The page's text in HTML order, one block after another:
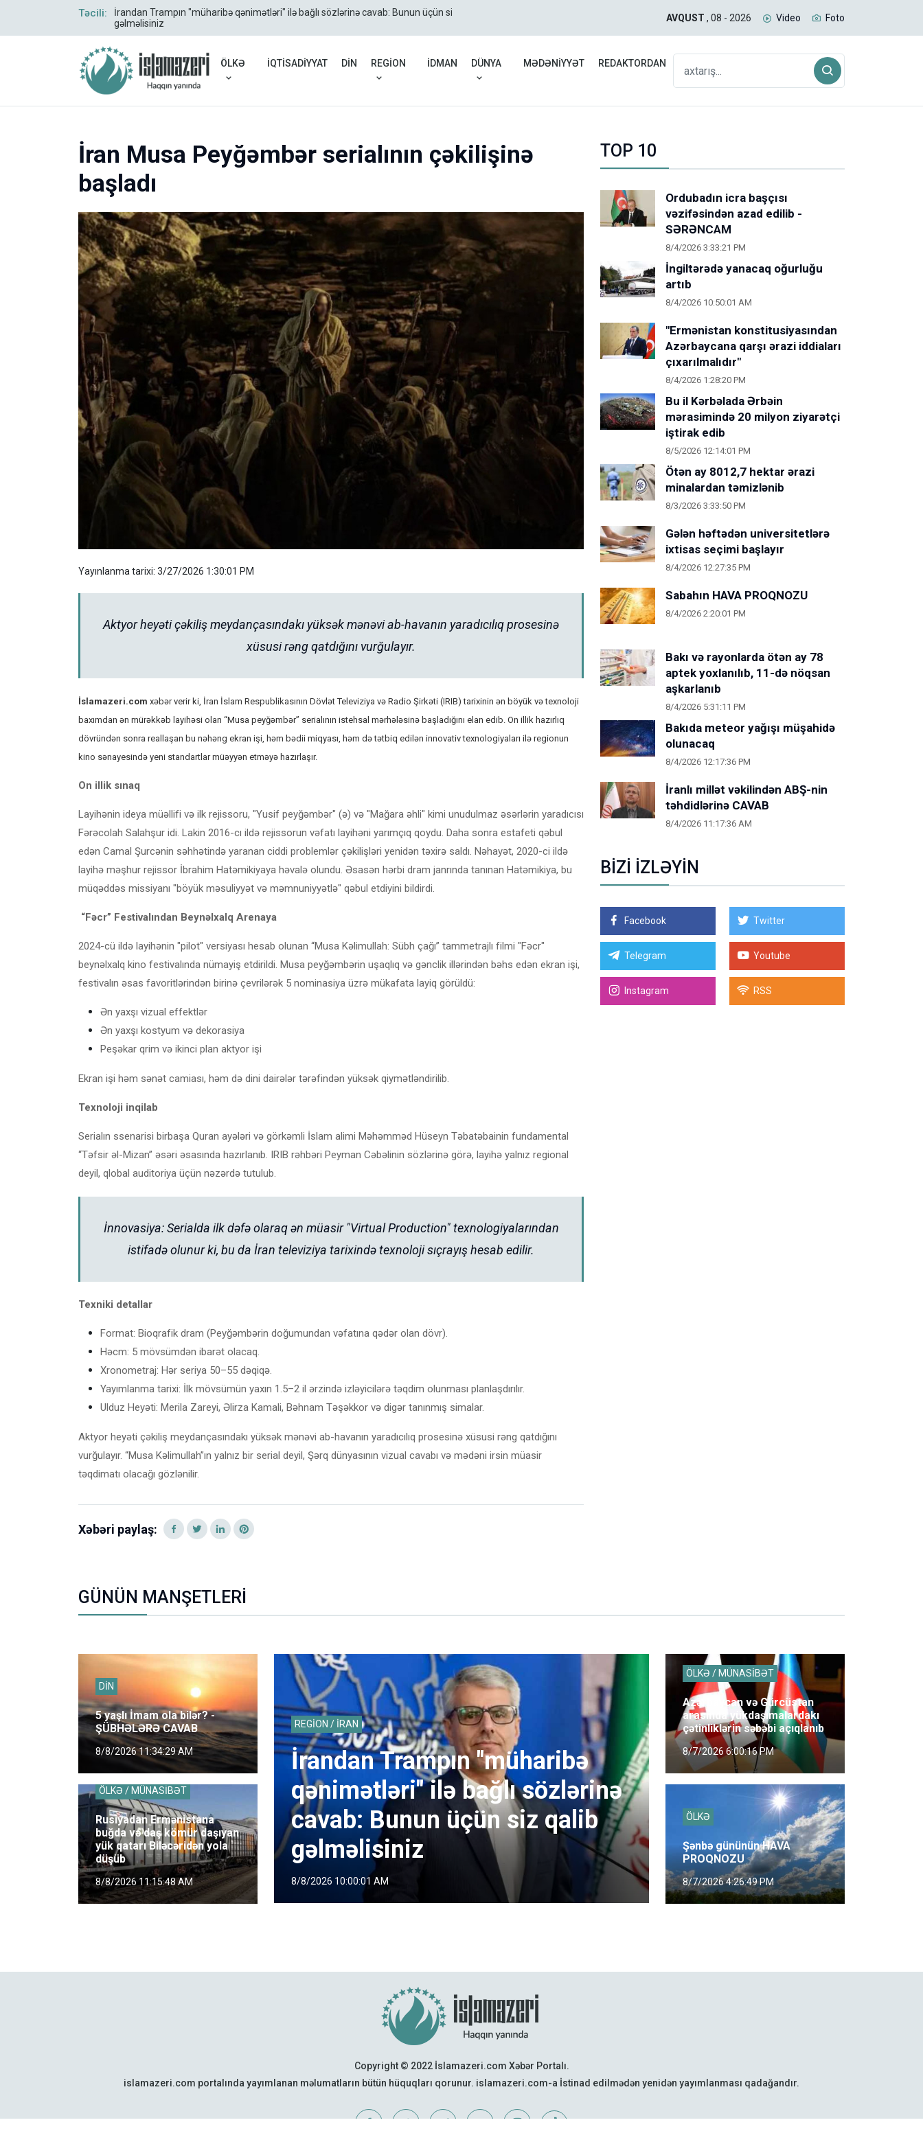
Təcili: İrandan Trampın "müharibə qənimətləri" ilə bağlı sözlərinə cavab: Bunun üçün siz qalib
gəlməlisiniz
Azərbaycan və Gürcüstan arasında yükdaşımalardakı çətinliklərin səbəbi açıqlanıb AVQUST , 08 - 2026 Video Foto
ÖLKƏ İQTİSADİYYAT DİN REGİON İDMAN DÜNYA MƏDƏNİYYƏT REDAKTORDAN
İran Musa Peyğəmbər serialının çəkilişinə
başladı
Yayınlanma tarixi: 3/27/2026 1:30:01 PM
Aktyor heyəti çəkiliş meydançasındakı yüksək mənəvi ab-havanın yaradıcılıq prosesinə
xüsusi rəng qatdığını vurğulayır.
İslamazeri.com xəbər verir ki, İran İslam Respublikasının Dövlət Televiziya və Radio Şirkəti (IRIB) tarixinin ən böyük və texnoloji
baxımdan ən mürəkkəb layihəsi olan “Musa peyğəmbər” serialının istehsal mərhələsinə başladığını elan edib. On illik hazırlıq
dövründən sonra reallaşan bu nəhəng ekran işi, həm bədii miqyası, həm də tətbiq edilən innovativ texnologiyaları ilə regionun
kino sənayesində yeni standartlar müəyyən etməyə hazırlaşır.
On illik sınaq
Layihənin ideya müəllifi və ilk rejissoru, "Yusif peyğəmbər" (ə) və "Mağara əhli" kimi unudulmaz əsərlərin yaradıcısı
Fərəcolah Salahşur idi. Lakin 2016-cı ildə rejissorun vəfatı layihəni yarımçıq qoydu. Daha sonra estafeti qəbul
edən Camal Şurcənin səhhətində yaranan ciddi problemlər çəkilişləri yenidən təxirə saldı. Nəhayət, 2020-ci ildə
layihə məşhur rejissor İbrahim Hatəmikiyaya həvalə olundu. Əsasən hərbi dram janrında tanınan Hatəmikiya, bu
müqəddəs missiyanı "böyük məsuliyyət və məmnuniyyətlə" qəbul etdiyini bildirdi.
“Fəcr” Festivalından Beynəlxalq Arenaya
2024-cü ildə layihənin "pilot" versiyası hesab olunan “Musa Kəlimullah: Sübh çağı” tammetrajlı filmi "Fəcr"
beynəlxalq kino festivalında nümayiş etdirildi. Musa peyğəmbərin uşaqlıq və gənclik illərindən bəhs edən ekran işi,
festivalın əsas favoritlərindən birinə çevrilərək 5 nominasiya üzrə mükafata layiq görüldü:
Ən yaxşı vizual effektlər
Ən yaxşı kostyum və dekorasiya
Peşəkar qrim və ikinci plan aktyor işi
Ekran işi həm sənət camiası, həm də dini dairələr tərəfindən yüksək qiymətləndirilib.
Texnoloji inqilab
Serialın ssenarisi birbaşa Quran ayələri və görkəmli İslam alimi Məhəmməd Hüseyn Təbatəbainin fundamental
“Təfsir əl-Mizan” əsəri əsasında hazırlanıb. IRIB rəhbəri Peyman Cəbəlinin sözlərinə görə, layihə yalnız regional
deyil, qlobal auditoriya üçün nəzərdə tutulub.
İnnovasiya: Serialda ilk dəfə olaraq ən müasir "Virtual Production" texnologiyalarından
istifadə olunur ki, bu da İran televiziya tarixində texnoloji sıçrayış hesab edilir.
Texniki detallar
Format: Bioqrafik dram (Peyğəmbərin doğumundan vəfatına qədər olan dövr).
Həcm: 5 mövsümdən ibarət olacaq.
Xronometraj: Hər seriya 50–55 dəqiqə.
Yayımlanma tarixi: İlk mövsümün yaxın 1.5–2 il ərzində izləyicilərə təqdim olunması planlaşdırılır.
Ulduz Heyəti: Merila Zareyi, Əlirza Kamali, Bəhnam Təşəkkor və digər tanınmış simalar.
Aktyor heyəti çəkiliş meydançasındakı yüksək mənəvi ab-havanın yaradıcılıq prosesinə xüsusi rəng qatdığını
vurğulayır. “Musa Kəlimullah”ın yalnız bir serial deyil, Şərq dünyasının vizual cavabı və mədəni irsin müasir
təqdimatı olacağı gözlənilir.
Xəbəri paylaş:
TOP 10
Ordubadın icra başçısı
vəzifəsindən azad edilib -
SƏRƏNCAM
8/4/2026 3:33:21 PM
İngiltərədə yanacaq oğurluğu
artıb
8/4/2026 10:50:01 AM
"Ermənistan konstitusiyasından
Azərbaycana qarşı ərazi iddiaları
çıxarılmalıdır"
8/4/2026 1:28:20 PM
Bu il Kərbəlada Ərbəin
mərasimində 20 milyon ziyarətçi
iştirak edib
8/5/2026 12:14:01 PM
Ötən ay 8012,7 hektar ərazi
minalardan təmizlənib
8/3/2026 3:33:50 PM
Gələn həftədən universitetlərə
ixtisas seçimi başlayır
8/4/2026 12:27:35 PM
Sabahın HAVA PROQNOZU
8/4/2026 2:20:01 PM
Bakı və rayonlarda ötən ay 78
aptek yoxlanılıb, 11-də nöqsan
aşkarlanıb
8/4/2026 5:31:11 PM
Bakıda meteor yağışı müşahidə
olunacaq
8/4/2026 12:17:36 PM
İranlı millət vəkilindən ABŞ-nin
təhdidlərinə CAVAB
8/4/2026 11:17:36 AM
BİZİ İZLƏYİN
Facebook Twitter
Telegram Youtube
Instagram RSS
GÜNÜN MANŞETLERİ
DİN
5 yaşlı İmam ola bilər? -
ŞÜBHƏLƏRƏ CAVAB
8/8/2026 11:34:29 AM
ÖLKƏ / MÜNASİBƏT
Rusiyadan Ermənistana
buğda və daş kömür daşıyan
yük qatarı Biləcəridən yola
düşüb
8/8/2026 11:15:48 AM
REGİON / İRAN
İrandan Trampın "müharibə
qənimətləri" ilə bağlı sözlərinə
cavab: Bunun üçün siz qalib
gəlməlisiniz
8/8/2026 10:00:01 AM
ÖLKƏ / MÜNASİBƏT
Azərbaycan və Gürcüstan
arasında yükdaşımalardakı
çətinliklərin səbəbi açıqlanıb
8/7/2026 6:00:16 PM
ÖLKƏ
Şənbə gününün HAVA
PROQNOZU
8/7/2026 4:26:49 PM
Copyright © 2022 İslamazeri.com Xəbər Portalı.
islamazeri.com portalında yayımlanan məlumatların bütün hüquqları qorunur. islamazeri.com-a İstinad edilmədən yenidən yayımlanması qadağandır.